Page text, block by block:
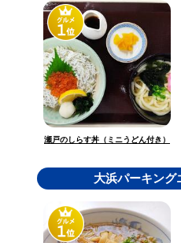
瀬戸のしらす丼（ミニうどん付き）
大浜パーキング